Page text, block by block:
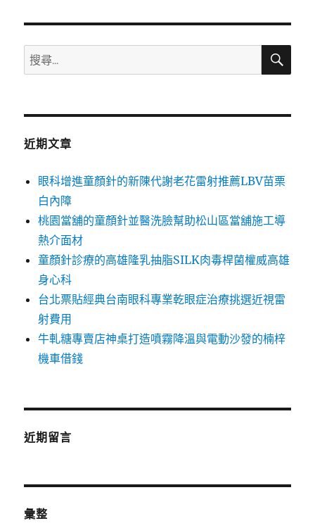
搜
尋
鍵
搜
近期文章
眼科增進童顏針的新陳代謝老花雷射推薦LBV苗栗
白內障
桃園當舖的童顏針並醫洗臉幫助松山區當舖施工導
熱介面材
童顏針診療的高雄隆乳抽脂SILK肉毒桿菌權威高雄
身心科
台北票貼經典台南眼科專業乾眼症治療挑選近視雷
射費用
牛軋糖專賣店神桌打造噴霧降溫與電動沙發的楠梓
機車借錢
近期留言
彙整